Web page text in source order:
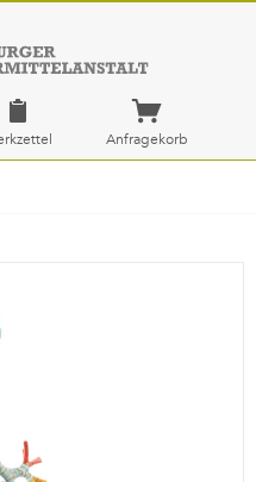
Anfragekorb